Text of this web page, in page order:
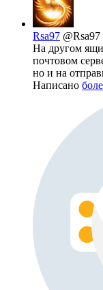
Rsa97 @Rsa97
На другом
почтовом
но и на
Написано